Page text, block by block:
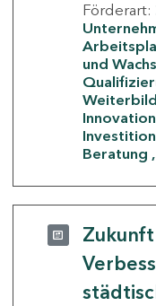
Förderart:
und
Beratung